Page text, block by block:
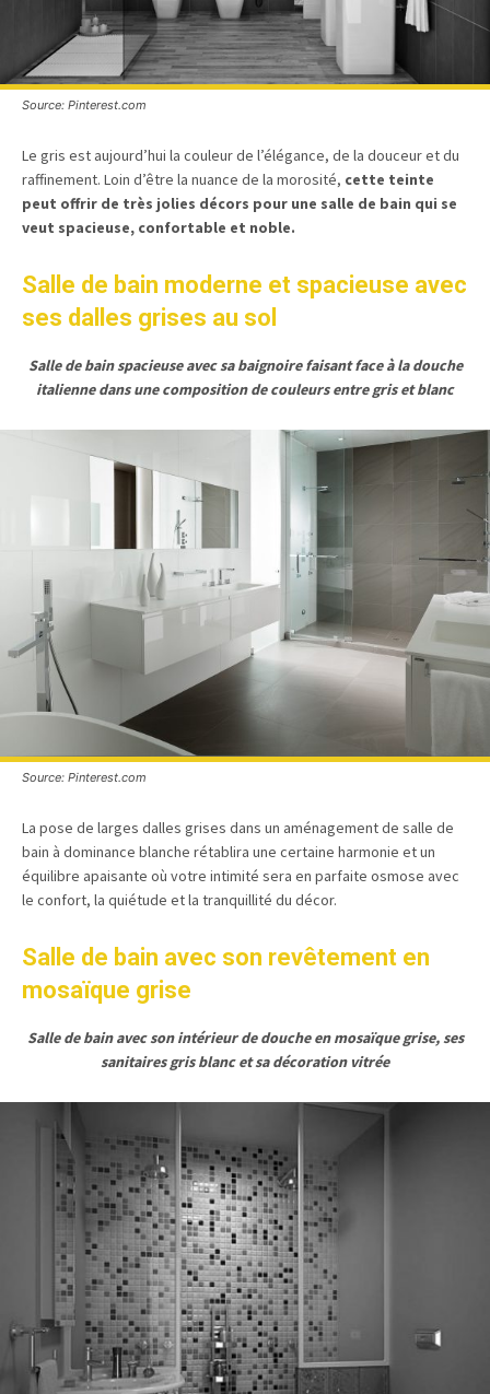
Source: Pinterest.com
Le gris est aujourd’hui la couleur de l’élégance, de la douceur et du
raffinement. Loin d’être la nuance de la morosité, cette teinte
peut offrir de très jolies décors pour une salle de bain qui se
veut spacieuse, confortable et noble.
Salle de bain moderne et spacieuse avec
ses dalles grises au sol
Salle de bain spacieuse avec sa baignoire faisant face à la douche
italienne dans une composition de couleurs entre gris et blanc
Source: Pinterest.com
La pose de larges dalles grises dans un aménagement de salle de
bain à dominance blanche rétablira une certaine harmonie et un
équilibre apaisante où votre intimité sera en parfaite osmose avec
le confort, la quiétude et la tranquillité du décor.
Salle de bain avec son revêtement en
mosaïque grise
Salle de bain avec son intérieur de douche en mosaïque grise, ses
sanitaires gris blanc et sa décoration vitrée